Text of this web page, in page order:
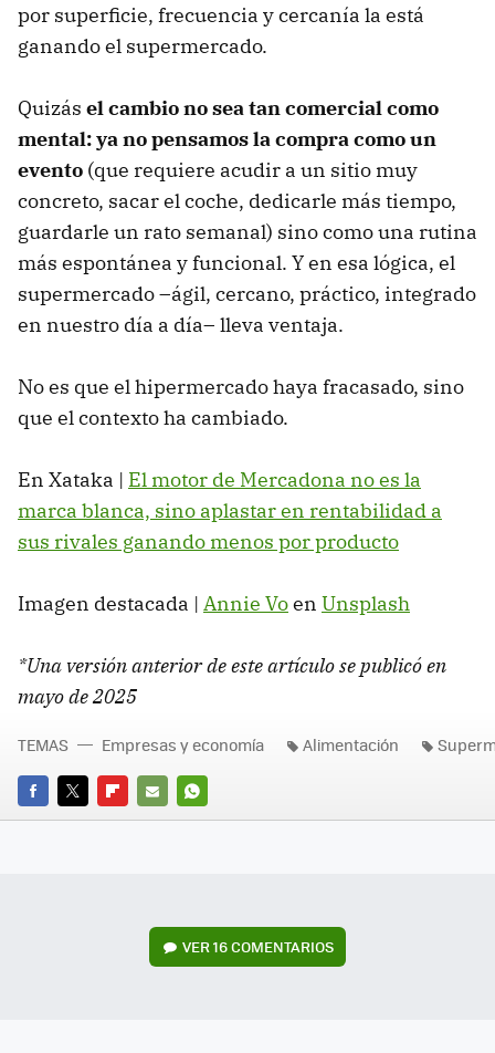
por superficie, frecuencia y cercanía la está
ganando el supermercado.
Quizás el cambio no sea tan comercial como
mental: ya no pensamos la compra como un
evento (que requiere acudir a un sitio muy
concreto, sacar el coche, dedicarle más tiempo,
guardarle un rato semanal) sino como una rutina
más espontánea y funcional. Y en esa lógica, el
supermercado –ágil, cercano, práctico, integrado
en nuestro día a día– lleva ventaja.
No es que el hipermercado haya fracasado, sino
que el contexto ha cambiado.
En Xataka | El motor de Mercadona no es la
marca blanca, sino aplastar en rentabilidad a
sus rivales ganando menos por producto
Imagen destacada | Annie Voen Unsplash
*Una versión anterior de este artículo se publicó en
mayo de 2025
FACEBOOK
TWITTERFLIPBOARD
E-
WHATSAPP
TEMAS Empresas y economía Alimentación
VER16 COMENTARIOS